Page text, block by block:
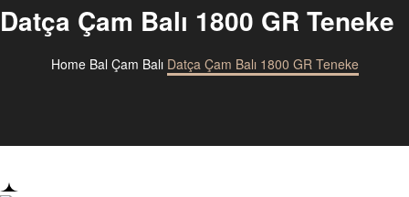
Datça Çam Balı 1800 GR Teneke
Home Bal Çam Balı Datça Çam Balı 1800 GR Teneke